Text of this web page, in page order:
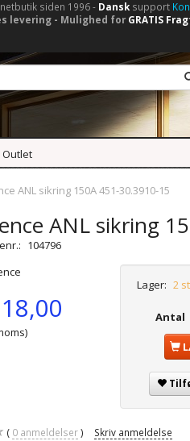
siden 1996 - Dansksupport
levering - Mulighed for GRATIS
Outlet
ANL sikring 150A 451-30.3910-15
ANL sikring
104796
Lager: 2
Antal
0anmeldelser Skriv anmeldelse